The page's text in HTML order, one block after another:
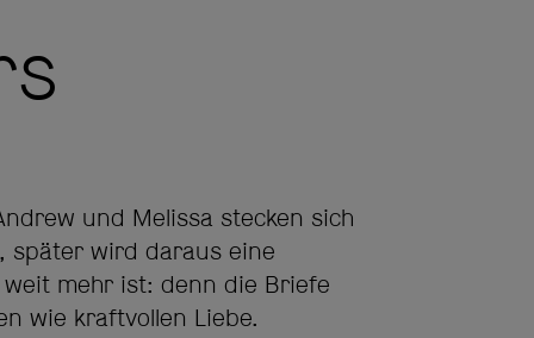
und Melissa stecken sich
später wird daraus eine
mehr ist: denn die Briefe
wie kraftvollen Liebe.